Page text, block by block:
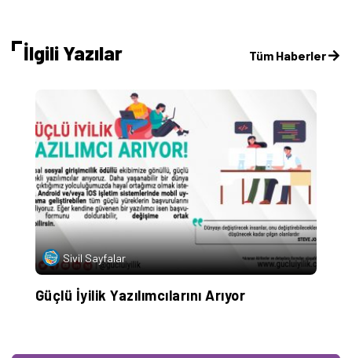
İlgili Yazılar Tüm Haberler
Sivil Sayfalar
Güçlü İyilik Yazılımcılarını Arıyor